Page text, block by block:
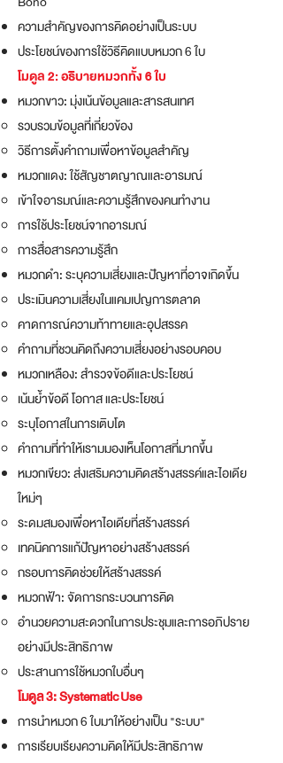
ความสำคัญของการคิดอย่างเป็นระบบ
ประโยชน์ของการใช้วิธีคิดแบบหมวก 6 ใบ
โมดูล 2: อธิบายหมวกทั้ง 6 ใบ
หมวกขาว: มุ่งเน้นข้อมูลและสารสนเทศ
รวบรวมข้อมูลที่เกี่ยวข้อง
วิธีการตั้งคำถามเพื่อหาข้อมูลสำคัญ
หมวกแดง: ใช้สัญชาตญาณและอารมณ์
เข้าใจอารมณ์และความรู้สึกของคนทำงาน
การใช้ประโยชน์จากอารมณ์
การสื่อสารความรู้สึก
หมวกดำ: ระบุความเสี่ยงและปัญหาที่อาจเกิดขึ้น
ประเมินความเสี่ยงในแคมเปญการตลาด
คาดการณ์ความท้าทายและอุปสรรค
คำถามที่ชวนคิดถึงความเสี่ยงอย่างรอบคอบ
หมวกเหลือง: สำรวจข้อดีและประโยชน์
เน้นย้ำข้อดี โอกาส และประโยชน์
ระบุโอกาสในการเติบโต
คำถามที่ทำให้เรามมองเห็นโอกาสที่มากขึ้น
หมวกเขียว: ส่งเสริมความคิดสร้างสรรค์และไอเดีย
ใหม่ๆ
ระดมสมองเพื่อหาไอเดียที่สร้างสรรค์
เทคนิคการแก้ปัญหาอย่างสร้างสรรค์
กรอบการคิดช่วยให้สร้างสรรค์
หมวกฟ้า: จัดการกระบวนการคิด
อำนวยความสะดวกในการประชุมและการอภิปราย
อย่างมีประสิทธิภาพ
ประสานการใช้หมวกใบอื่นๆ
โมดูล 3:SystematicUse
การนำหมวก 6 ใบมาให้อย่างเป็น "ระบบ"
การเรียบเรียงความคิดให้มีประสิทธิภาพ